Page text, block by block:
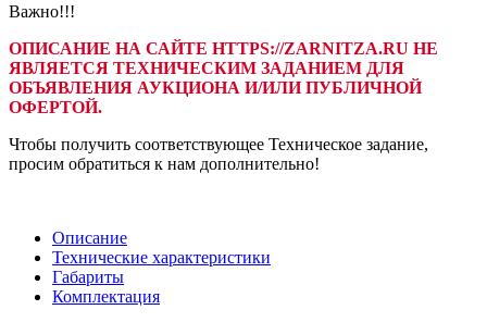
Важно!!!
ОПИСАНИЕ НА САЙТЕ HTTPS://ZARNITZA.RU НЕ
ЯВЛЯЕТСЯ ТЕХНИЧЕСКИМ ЗАДАНИЕМ ДЛЯ
ОБЪЯВЛЕНИЯ АУКЦИОНА И/ИЛИ ПУБЛИЧНОЙ
ОФЕРТОЙ.
Чтобы получить соответствующее Техническое задание,
просим обратиться к нам дополнительно!
Описание
Технические характеристики
Габариты
Комплектация